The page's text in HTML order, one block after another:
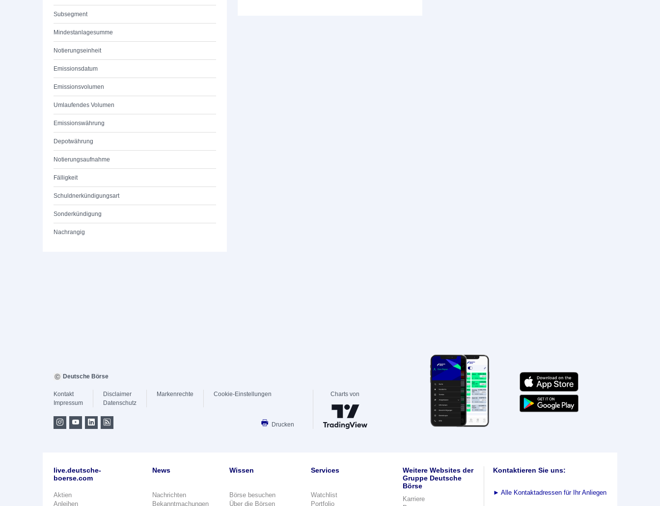
Subsegment
Mindestanlagesumme
Notierungseinheit
Emissionsdatum
Emissionsvolumen
Umlaufendes Volumen
Emissionswährung
Depotwährung
Notierungsaufnahme
Fälligkeit
Schuldnerkündigungsart
Sonderkündigung
Nachrangig
Deutsche Börse
Kontakt
Impressum
Disclaimer
Datenschutz
Markenrechte Cookie-Einstellungen
Drucken
Charts von
live.deutsche-
boerse.com
Aktien
Anleihen
News
Nachrichten
Bekanntmachungen
Wissen
Börse besuchen
Über die Börsen
Services
Watchlist
Portfolio
Weitere Websites der
Gruppe Deutsche
Börse
Karriere
Kontaktieren Sie uns:
► Alle Kontaktadressen für Ihr Anliegen